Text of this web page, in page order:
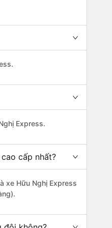
Express.
cấp nhất?
xe Hữu Nghị Express